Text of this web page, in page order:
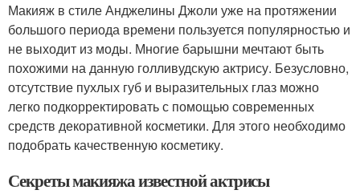
Макияж в стиле Анджелины Джоли уже на протяжении
большого периода времени пользуется популярностью и
не выходит из моды. Многие барышни мечтают быть
похожими на данную голливудскую актрису. Безусловно,
отсутствие пухлых губ и выразительных глаз можно
легко подкорректировать с помощью современных
средств декоративной косметики. Для этого необходимо
подобрать качественную косметику.
Секреты макияжа известной актрисы